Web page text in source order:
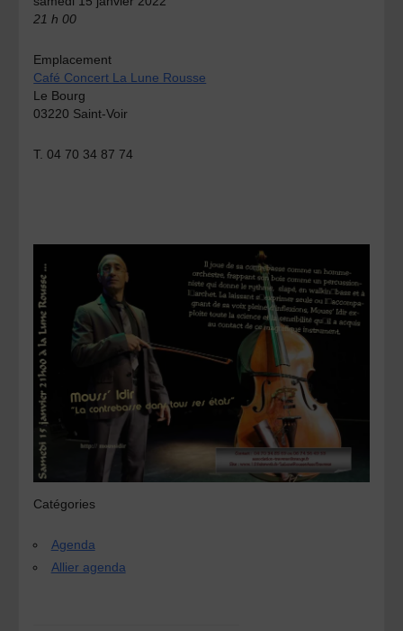
21 h 00
Emplacement
Café Concert La Lune Rousse
Le Bourg
03220 Saint-Voir
T. 04 70 34 87 74
Catégories
Agenda
Allier agenda